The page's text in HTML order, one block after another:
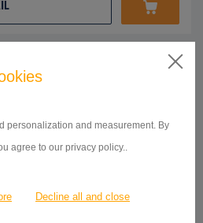
personalization and measurement. By
agree to our privacy policy..
Decline all and close